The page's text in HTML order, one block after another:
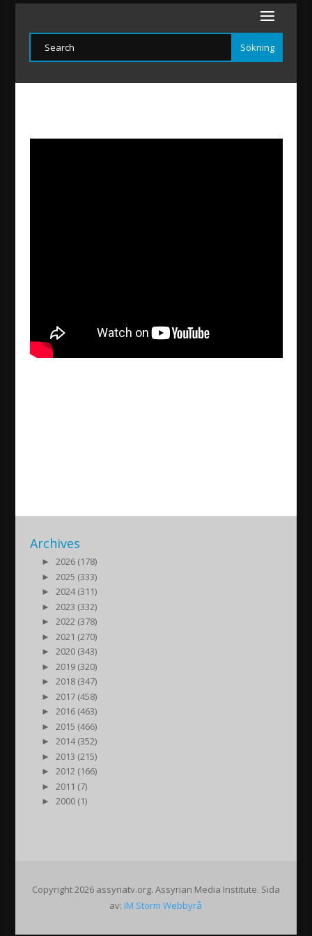
Archives
►
2026 (178)
►
2025 (333)
►
2024 (311)
►
2023 (332)
►
2022 (378)
►
2021 (270)
►
2020 (343)
►
2019 (320)
►
2018 (347)
►
2017 (458)
►
2016 (463)
►
2015 (466)
►
2014 (352)
►
2013 (215)
►
2012 (166)
►
2011 (7)
►
2000 (1)
Copyright 2026 assyriatv.org. Assyrian Media Institute. Sida
av: IM Storm Webbyrå